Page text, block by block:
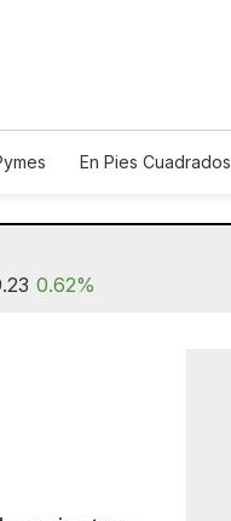
En Pies Cuadrados
0.62%